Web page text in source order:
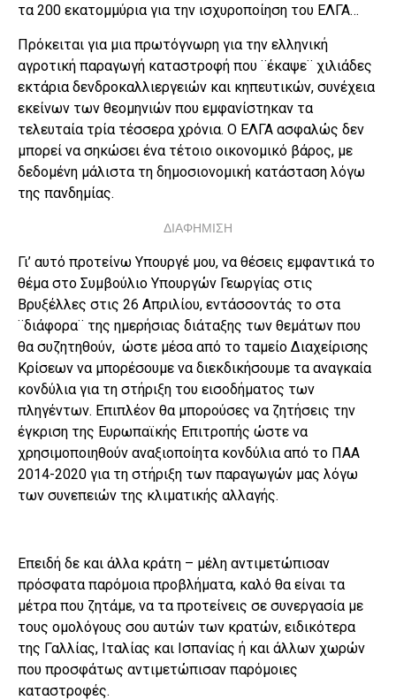
τα 200 εκατομμύρια για την ισχυροποίηση του ΕΛΓΑ…
Πρόκειται για μια πρωτόγνωρη για την ελληνική
αγροτική παραγωγή καταστροφή που ¨έκαψε¨ χιλιάδες
εκτάρια δενδροκαλλιεργειών και κηπευτικών, συνέχεια
εκείνων των θεομηνιών που εμφανίστηκαν τα
τελευταία τρία τέσσερα χρόνια. Ο ΕΛΓΑ ασφαλώς δεν
μπορεί να σηκώσει ένα τέτοιο οικονομικό βάρος, με
δεδομένη μάλιστα τη δημοσιονομική κατάσταση λόγω
της πανδημίας.
ΔΙΑΦΗΜΙΣΗ
Γι’ αυτό προτείνω Υπουργέ μου, να θέσεις εμφαντικά το
θέμα στο Συμβούλιο Υπουργών Γεωργίας στις
Βρυξέλλες στις 26 Απριλίου, εντάσσοντάς το στα
¨διάφορα¨ της ημερήσιας διάταξης των θεμάτων που
θα συζητηθούν, ώστε μέσα από το ταμείο Διαχείρισης
Κρίσεων να μπορέσουμε να διεκδικήσουμε τα αναγκαία
κονδύλια για τη στήριξη του εισοδήματος των
πληγέντων. Επιπλέον θα μπορούσες να ζητήσεις την
έγκριση της Ευρωπαϊκής Επιτροπής ώστε να
χρησιμοποιηθούν αναξιοποίητα κονδύλια από το ΠΑΑ
2014-2020 για τη στήριξη των παραγωγών μας λόγω
των συνεπειών της κλιματικής αλλαγής.
Επειδή δε και άλλα κράτη – μέλη αντιμετώπισαν
πρόσφατα παρόμοια προβλήματα, καλό θα είναι τα
μέτρα που ζητάμε, να τα προτείνεις σε συνεργασία με
τους ομολόγους σου αυτών των κρατών, ειδικότερα
της Γαλλίας, Ιταλίας και Ισπανίας ή και άλλων χωρών
που προσφάτως αντιμετώπισαν παρόμοιες
καταστροφές.